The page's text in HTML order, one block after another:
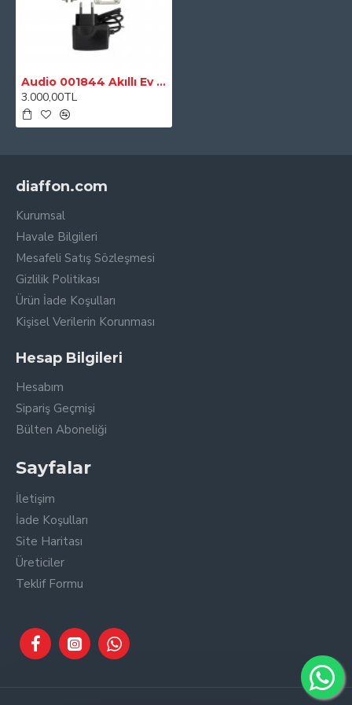
Audio 001844 Akıllı Ev Sistemi Küresel Vana
3.000,00TL
diaffon.com
Kurumsal
Havale Bilgileri
Mesafeli Satış Sözleşmesi
Gizlilik Politikası
Ürün İade Koşulları
Kişisel Verilerin Korunması
Hesap Bilgileri
Hesabım
Sipariş Geçmişi
Bülten Aboneliği
Sayfalar
İletişim
İade Koşulları
Site Haritası
Üreticiler
Teklif Formu